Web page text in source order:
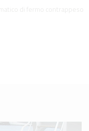
di fermo contrappeso